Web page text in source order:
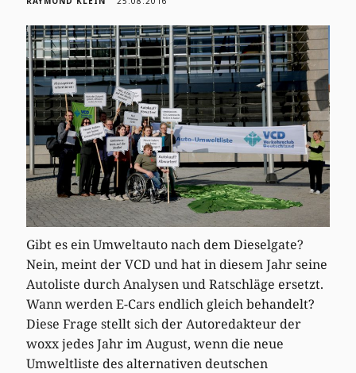
Gibt es ein Umweltauto nach dem Dieselgate?
Nein, meint der VCD und hat in diesem Jahr seine
Autoliste durch Analysen und Ratschläge ersetzt.
Wann werden E-Cars endlich gleich behandelt?
Diese Frage stellt sich der Autoredakteur der
woxx jedes Jahr im August, wenn die neue
Umweltliste des alternativen deutschen